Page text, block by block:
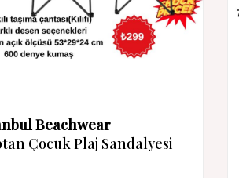
Beachwear
Çocuk Plaj Sandalyesi